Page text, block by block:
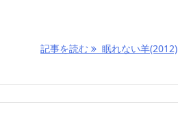
記事を読む 眠れない羊(2012)